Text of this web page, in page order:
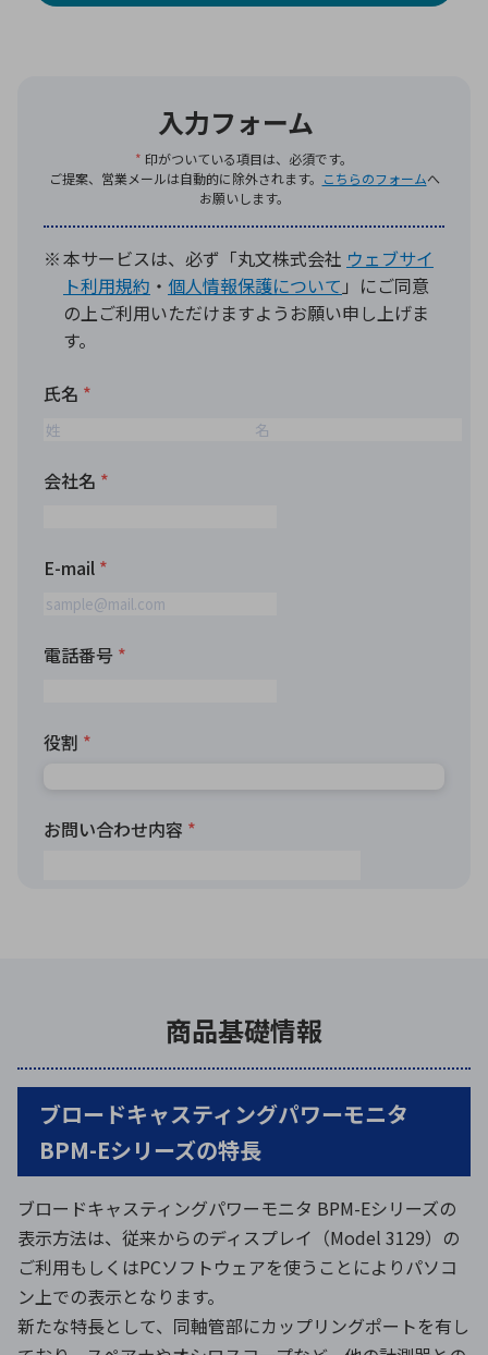
商品基礎情報
ブロードキャスティングパワーモニタ
BPM-Eシリーズの特長
ブロードキャスティングパワーモニタ BPM-Eシリーズの
表示方法は、従来からのディスプレイ（Model 3129）の
ご利用もしくはPCソフトウェアを使うことによりパソコ
ン上での表示となります。
新たな特長として、同軸管部にカップリングポートを有し